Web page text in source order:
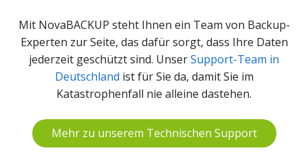
Mit NovaBACKUP steht Ihnen ein Team von Backup-
Experten zur Seite, das dafür sorgt, dass Ihre Daten
jederzeit geschützt sind. UnserSupport-Team in
Deutschland ist für Sie da, damit Sie im
Katastrophenfall nie alleine dastehen.
Mehr zu unserem Technischen Support